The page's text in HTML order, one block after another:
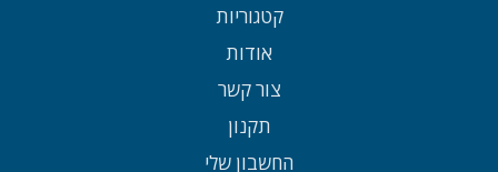
קטגוריות
אודות
צור קשר
תקנון
החשבון שלי